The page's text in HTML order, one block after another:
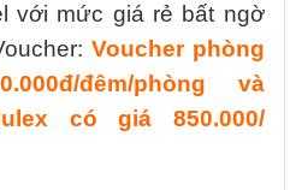
với mức giá rẻ bất ngờ
Voucher phòng
đêm/phòng và
có giá 850.000/